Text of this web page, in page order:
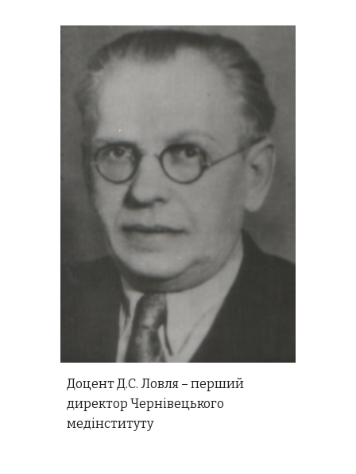
Доцент Д.С. Ловля – перший
директор Чернівецького
медінституту